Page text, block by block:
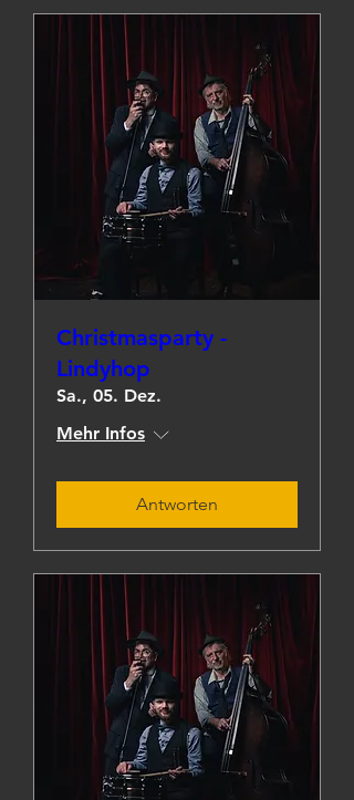
Christmasparty -
Lindyhop
Sa., 05. Dez.
Mehr Infos
Antworten